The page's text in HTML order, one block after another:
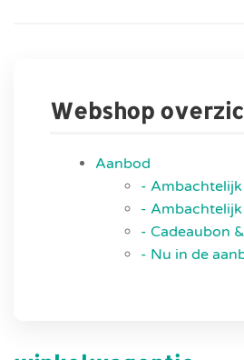
Webshop
Aanbod
- Ambachtelijk
-
- Cadeaubon
- Nu in de